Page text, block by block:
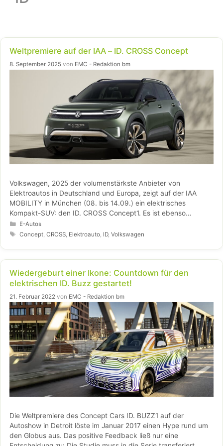
Weltpremiere auf der IAA – ID. CROSS Concept
8. September 2025 von EMC - Redaktion bm
Volkswagen, 2025 der volumenstärkste Anbieter von
Elektroautos in Deutschland und Europa, zeigt auf der IAA
MOBILITY in München (08. bis 14.09.) ein elektrisches
Kompakt-SUV: den ID. CROSS Concept1. Es ist ebenso
zugeschnitten auf die City wie auf lange Reisen.
Kategorien
E-Autos
Schlagwörter
Concept,CROSS, Elektroauto, ID,Volkswagen
Wiedergeburt einer Ikone: Countdown für den
elektrischen ID. Buzz gestartet!
21. Februar 2022 von EMC - Redaktion bm
Die Weltpremiere des Concept Cars ID. BUZZ1 auf der
Autoshow in Detroit löste im Januar 2017 einen Hype rund um
den Globus aus. Das positive Feedback ließ nur eine